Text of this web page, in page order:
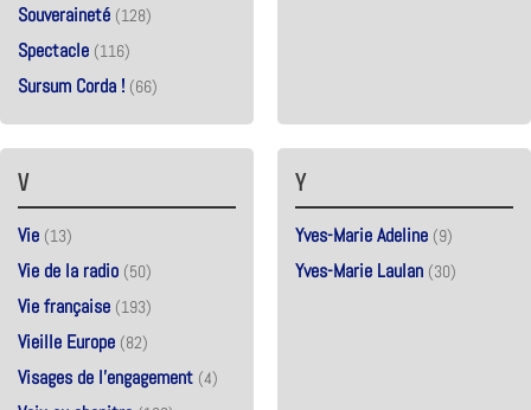
Souveraineté (128)
Spectacle (116)
Sursum Corda ! (66)
V
Vie (13)
Vie de la radio (50)
Vie française (193)
Vieille Europe (82)
Visages de l'engagement (4)
Y
Yves-Marie Adeline (9)
Yves-Marie Laulan (30)